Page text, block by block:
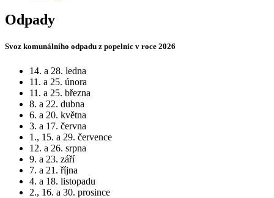
Odpady
Svoz komunálního odpadu z popelnic v roce 2026
14. a 28. ledna
11. a 25. února
11. a 25. března
8. a 22. dubna
6. a 20. května
3. a 17. června
1., 15. a 29. července
12. a 26. srpna
9. a 23. září
7. a 21. října
4. a 18. listopadu
2., 16. a 30. prosince